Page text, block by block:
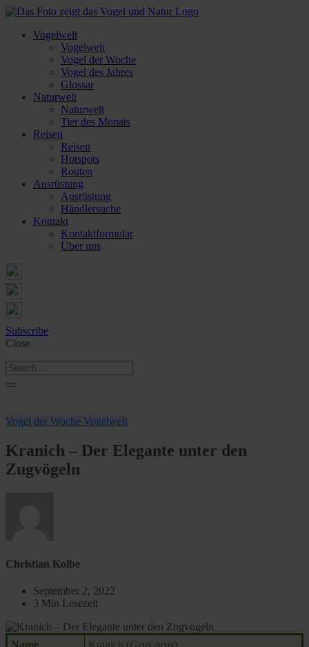
Vogelwelt
Vogelwelt
Vogel der Woche
Vogel des Jahres
Glossar
Naturwelt
Naturwelt
Tier des Monats
Reisen
Reisen
Hotspots
Routen
Ausrüstung
Ausrüstung
Händlersuche
Kontakt
Kontaktformular
Über uns
Subscribe
Close
Vogel der Woche Vogelwelt
Kranich – Der Elegante unter den
Zugvögeln
Christian Kolbe
September 2, 2022
3 Min Lesezeit